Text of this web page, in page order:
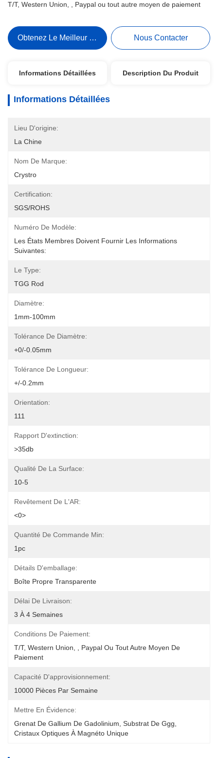
T/T, Western Union, , Paypal ou tout autre moyen de paiement
Obtenez Le Meilleur Prix Nous Contacter
Informations Détaillées Description Du Produit
Informations Détaillées
Lieu D'origine:
La Chine
Nom De Marque:
Crystro
Certification:
SGS/ROHS
Numéro De Modèle:
Les États Membres Doivent Fournir Les Informations
Suivantes:
Le Type:
TGG Rod
Diamètre:
1mm-100mm
Tolérance De Diamètre:
+0/-0.05mm
Tolérance De Longueur:
+/-0.2mm
Orientation:
111
Rapport D'extinction:
>35db
Qualité De La Surface:
10-5
Revêtement De L'AR:
<0>
Quantité De Commande Min:
1pc
Détails D'emballage:
Boîte Propre Transparente
Délai De Livraison:
3 À 4 Semaines
Conditions De Paiement:
T/T, Western Union, , Paypal Ou Tout Autre Moyen De
Paiement
Capacité D'approvisionnement:
10000 Pièces Par Semaine
Mettre En Évidence:
Grenat De Gallium De Gadolinium Substrat De Ggg
Cristaux Optiques À Magnéto Unique